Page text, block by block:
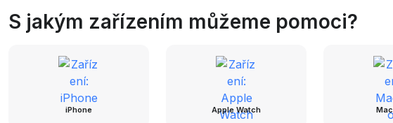
S jakým zařízením můžeme pomoci?
iPhone Apple Watch